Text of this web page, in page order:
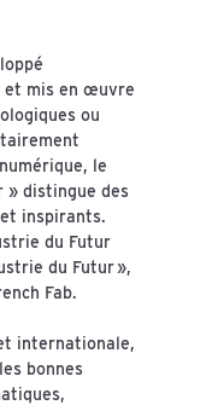
et mis en œuvre
ou
le
» distingue des
inspirants.
du Futur
du Futur »,
Fab.
internationale,
bonnes